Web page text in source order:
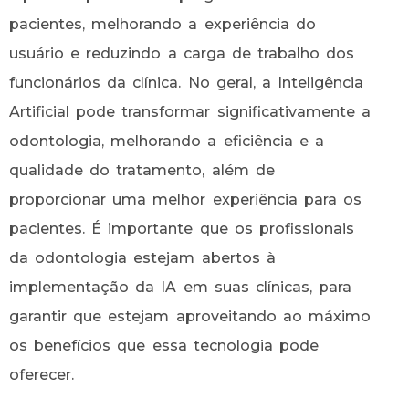
pacientes, melhorando a experiência do
usuário e reduzindo a carga de trabalho dos
funcionários da clínica. No geral, a Inteligência
Artificial pode transformar significativamente a
odontologia, melhorando a eficiência e a
qualidade do tratamento, além de
proporcionar uma melhor experiência para os
pacientes. É importante que os profissionais
da odontologia estejam abertos à
implementação da IA em suas clínicas, para
garantir que estejam aproveitando ao máximo
os benefícios que essa tecnologia pode
oferecer.